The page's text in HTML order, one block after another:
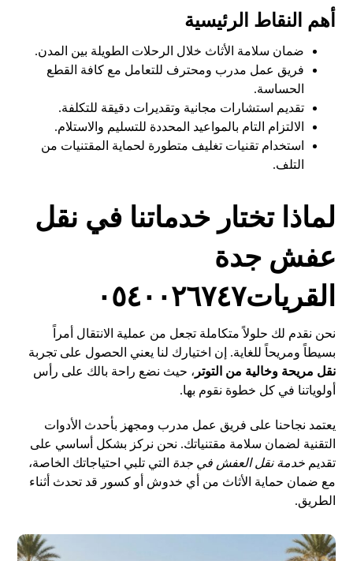
أهم النقاط الرئيسية
ضمان سلامة الأثاث خلال الرحلات الطويلة بين المدن.
فريق عمل مدرب ومحترف للتعامل مع كافة القطع
الحساسة.
تقديم استشارات مجانية وتقديرات دقيقة للتكلفة.
الالتزام التام بالمواعيد المحددة للتسليم والاستلام.
استخدام تقنيات تغليف متطورة لحماية المقتنيات من
التلف.
لماذا تختار خدماتنا في نقل
عفش جدة
القريات٠٥٤٠٠٢٦٧٤٧
نحن نقدم لك حلولاً متكاملة تجعل من عملية الانتقال أمراً
بسيطاً ومريحاً للغاية. إن اختيارك لنا يعني الحصول على تجربة
نقل مريحة وخالية من التوتر ، حيث نضع راحة بالك على رأس
أولوياتنا في كل خطوة نقوم بها.
يعتمد نجاحنا على فريق عمل مدرب ومجهز بأحدث الأدوات
التقنية لضمان سلامة مقتنياتك. نحن نركز بشكل أساسي على
تقديمخدمة نقل العفش في جدة التي تلبي احتياجاتك الخاصة،
مع ضمان حماية الأثاث من أي خدوش أو كسور قد تحدث أثناء
الطريق.